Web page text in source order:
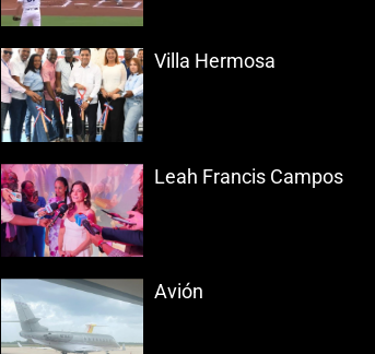
Villa Hermosa
Leah Francis Campos
Avión